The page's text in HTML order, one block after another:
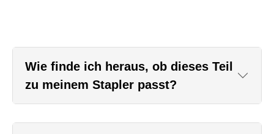
Wie finde ich heraus, ob dieses Teil
zu meinem Stapler passt?